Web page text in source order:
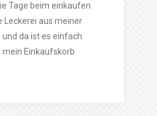
Tage beim einkaufen
Leckerei aus meiner
und da ist es einfach
mein Einkaufskorb